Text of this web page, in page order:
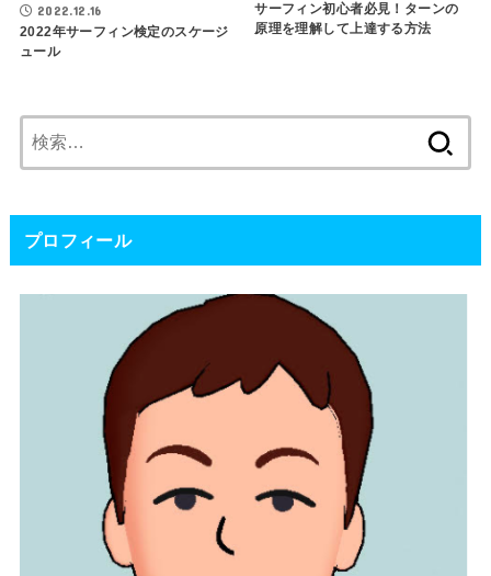
2022.12.16
2022年サーフィン検定のスケージ
ュール
サーフィン初心者必見！ターンの
原理を理解して上達する方法
索:
プロフィール